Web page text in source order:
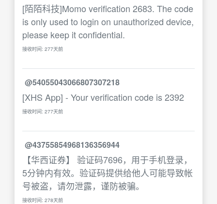
[陌陌科技]Momo verification 2683. The code
is only used to login on unauthorized device,
please keep it confidential.
接收时间: 277天前
@54055043066807307218
[XHS App] - Your verification code is 2392
接收时间: 277天前
@43755854968136356944
【华西证券】 验证码7696，用于手机登录，
5分钟内有效。验证码提供给他人可能导致帐
号被盗，请勿泄露，谨防被骗。
接收时间: 278天前